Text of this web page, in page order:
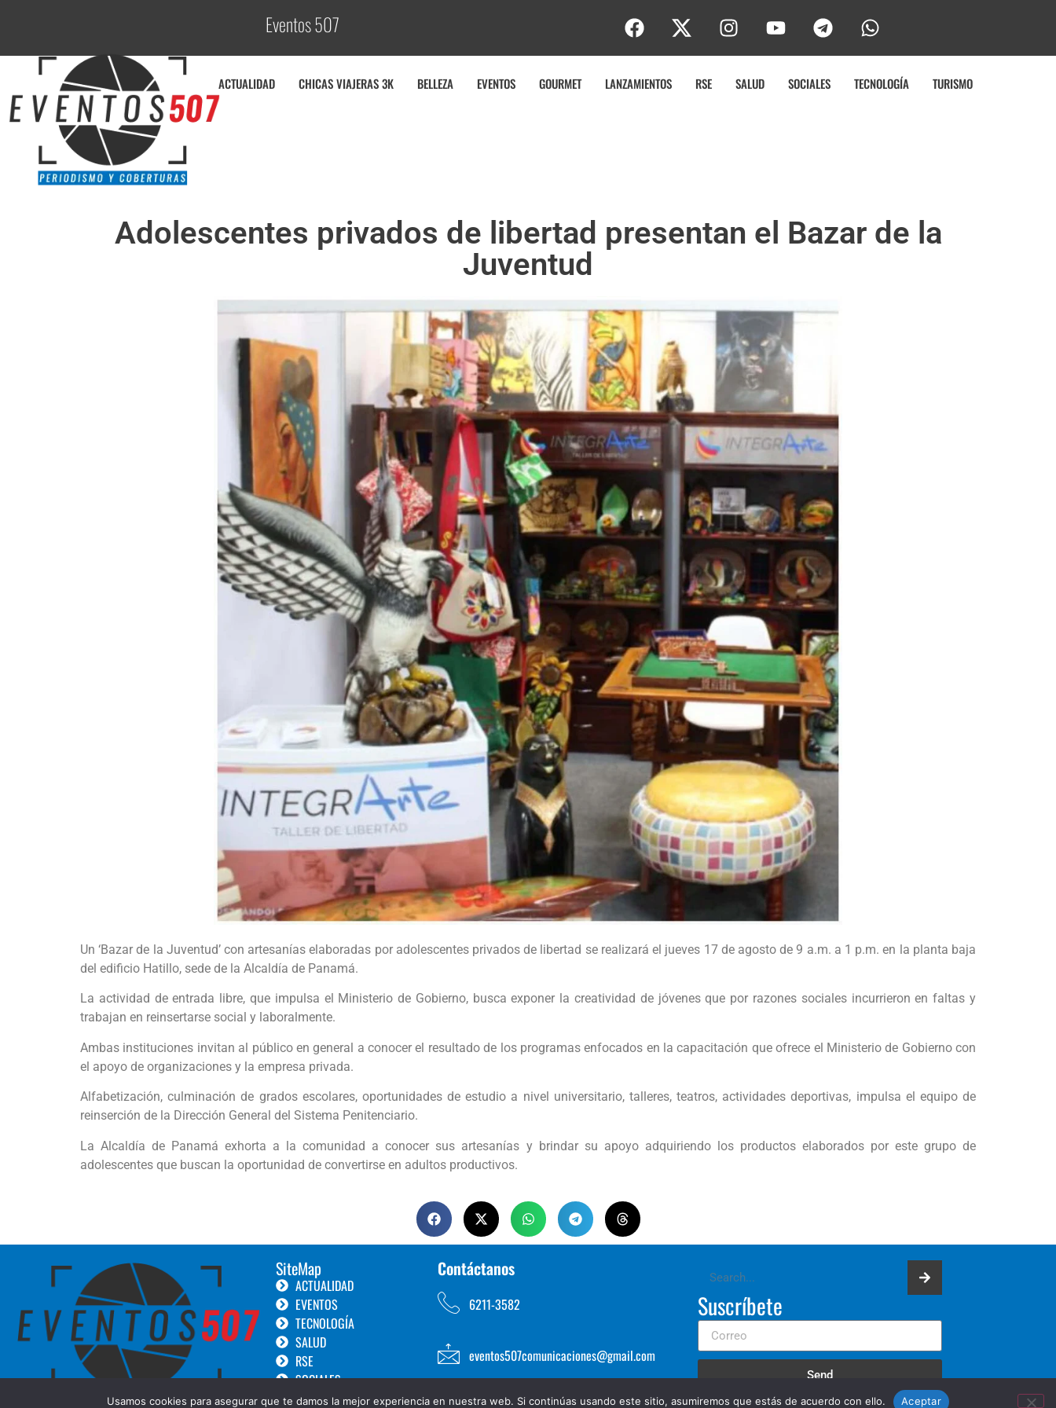
Eventos 507C
ACTUALIDAD CHICAS VIAJERAS 3K BELLEZA EVENTOS GOURMET LANZAMIENTOS RSE SALUD SOCIALES TECNOLOGÍA TURISMO
Adolescentes privados de libertad presentan el Bazar de la
Juventud
Un ‘Bazar de la Juventud’ con artesanías elaboradas por adolescentes privados de libertad se realizará el jueves 17 de agosto de 9 a.m. a 1 p.m. en la planta baja
del edificio Hatillo, sede de la Alcaldía de Panamá.
La actividad de entrada libre, que impulsa el Ministerio de Gobierno, busca exponer la creatividad de jóvenes que por razones sociales incurrieron en faltas y
trabajan en reinsertarse social y laboralmente.
Ambas instituciones invitan al público en general a conocer el resultado de los programas enfocados en la capacitación que ofrece el Ministerio de Gobierno con
el apoyo de organizaciones y la empresa privada.
Alfabetización, culminación de grados escolares, oportunidades de estudio a nivel universitario, talleres, teatros, actividades deportivas, impulsa el equipo de
reinserción de la Dirección General del Sistema Penitenciario.
La Alcaldía de Panamá exhorta a la comunidad a conocer sus artesanías y brindar su apoyo adquiriendo los productos elaborados por este grupo de
adolescentes que buscan la oportunidad de convertirse en adultos productivos.
SiteMap
ACTUALIDAD
EVENTOS
TECNOLOGÍA
SALUD
RSE
SOCIALES
TURISMO
Contáctanos
6211-3582
eventos507comunicaciones@gmail.com
Suscríbete
Send
Usamos cookies para asegurar que te damos la mejor experiencia en nuestra web. Si continúas usando este sitio, asumiremos que estás de acuerdo con ello. Aceptar